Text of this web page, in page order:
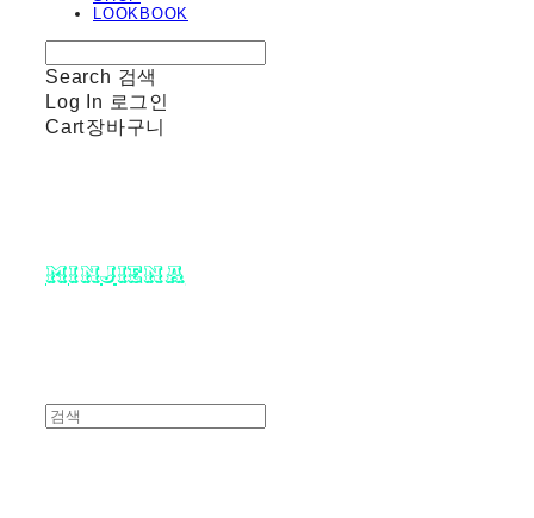
LOOKBOOK
Search 검색
Log In 로그인
Cart장바구니
minjiena